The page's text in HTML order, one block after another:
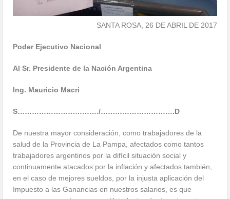
SANTA ROSA, 26 DE ABRIL DE 2017
Poder Ejecutivo Nacional
Al Sr. Presidente de la Nación Argentina
Ing. Mauricio Macri
S……………………………./………………………….D
De nuestra mayor consideración, como trabajadores de la
salud de la Provincia de La Pampa, afectados como tantos
trabajadores argentinos por la difícil situación social y
continuamente atacados por la inflación y afectados también,
en el caso de mejores sueldos, por la injusta aplicación del
Impuesto a las Ganancias en nuestros salarios, es que